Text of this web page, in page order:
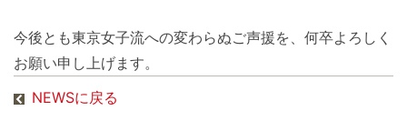
今後とも東京女子流への変わらぬご声援を、何卒よろしく
お願い申し上げます。
NEWSに戻る